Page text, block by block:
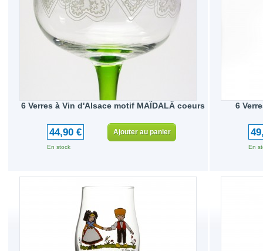
6 Verres à Vin d'Alsace motif MAÏDALÄ coeurs
44,90 €
En stock
Ajouter au panier
6
En